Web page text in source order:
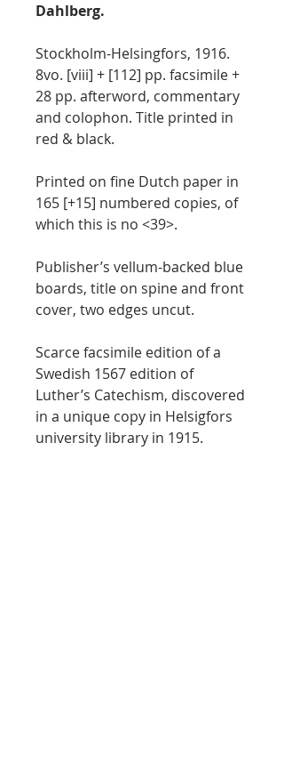
Dahlberg.
Stockholm-Helsingfors, 1916.
8vo. [viii] + [112] pp. facsimile +
28 pp. afterword, commentary
and colophon. Title printed in
red & black.
Printed on fine Dutch paper in
165 [+15] numbered copies, of
which this is no <39>.
Publisher’s vellum-backed blue
boards, title on spine and front
cover, two edges uncut.
Scarce facsimile edition of a
Swedish 1567 edition of
Luther’s Catechism, discovered
in a unique copy in Helsigfors
university library in 1915.